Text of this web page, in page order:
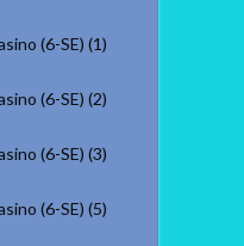
(6-SE) (1)
(6-SE) (2)
(6-SE) (3)
(6-SE) (5)